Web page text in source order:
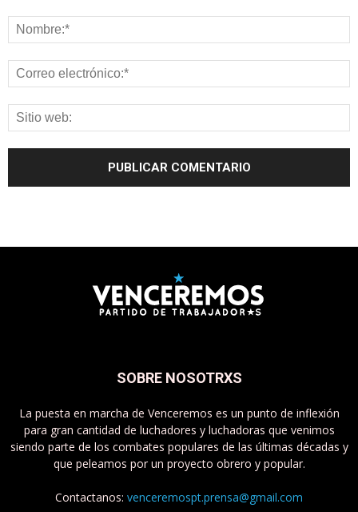
SOBRE NOSOTRXS
La puesta en marcha de Venceremos es un punto de inflexión
para gran cantidad de luchadores y luchadoras que venimos
siendo parte de los combates populares de las últimas décadas y
que peleamos por un proyecto obrero y popular.
Contactanos: venceremospt.prensa@gmail.com